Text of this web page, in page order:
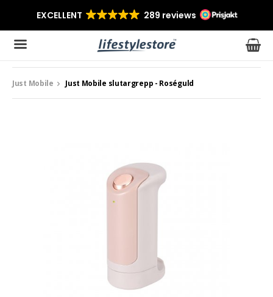
Produkten har blivit tillagd i varukorgen
Just Mobile Just Mobile slutargrepp - Roséguld